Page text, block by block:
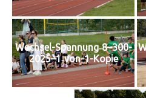
Wechsel-Spannung‑8–300-
2025–1‑von-1-Kopie